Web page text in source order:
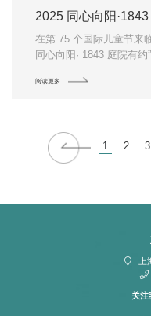
2025 同心向阳
在第 75 个国际儿童节来
同心向阳· 1843 庭院有约
阅读更多
1 2 3
关注